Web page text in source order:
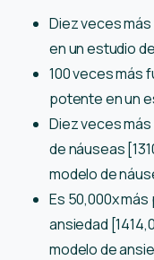
Diez veces
en un estudio
100 veces más
potente en un
Diez veces
de náuseas
modelo de
Es 50,000x
ansiedad
modelo de